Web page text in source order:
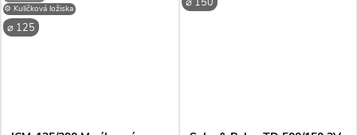
13 W, připojení z boku, krytí IP
44, AC motor, 1 rychlostní,...
příkon 23/26 W, krytí IP 44, AC
⚙️ Kuličková ložiska
⌀ 125